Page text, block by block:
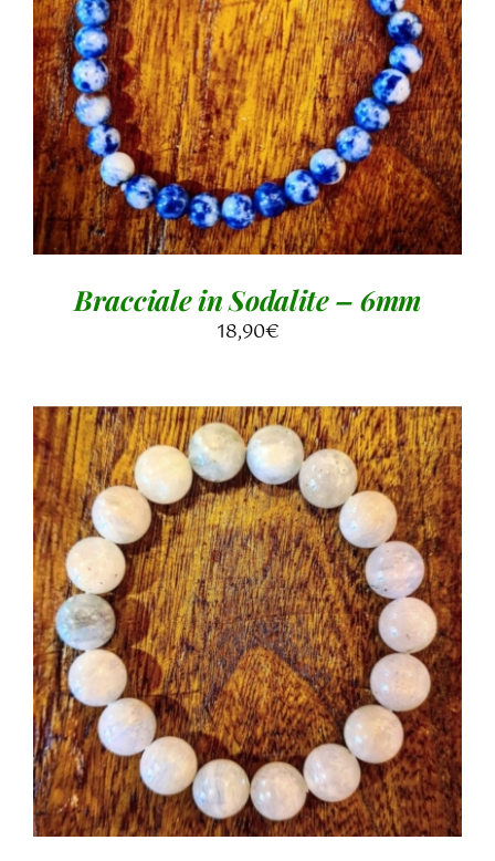
AGGIUNGI AL CARRELLO / DETTAGLI
Bracciale in Sodalite – 6mm
18,90€
AGGIUNGI AL CARRELLO / DETTAGLI